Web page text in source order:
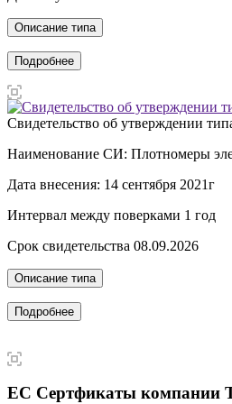
Описание типа
Подробнее
Свидетельство об утверждении
Наименование СИ: Плотномеры
Дата внесения: 14 сентября 2021г
Интервал между поверками 1 год
Срок свидетельства 08.09.2026
Описание типа
Подробнее
ЕС Сертфикаты компании